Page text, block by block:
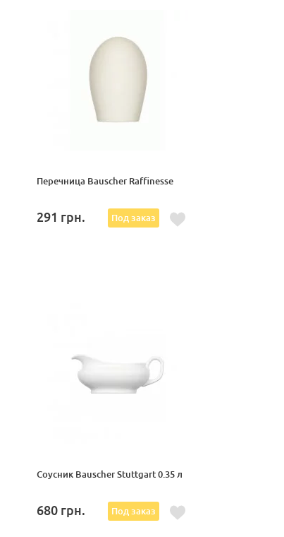
Перечница Bauscher Raffinesse
291 грн. Под заказ
Соусник Bauscher Stuttgart 0.35 л
680 грн. Под заказ